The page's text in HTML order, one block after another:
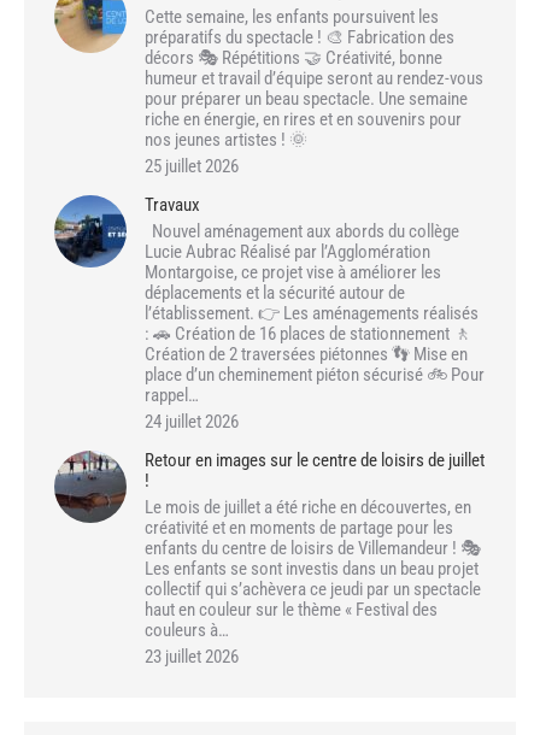
Cette semaine, les enfants poursuivent les
préparatifs du spectacle ! 🎨 Fabrication des
décors 🎭 Répétitions 🤝 Créativité, bonne
humeur et travail d’équipe seront au rendez-vous
pour préparer un beau spectacle. Une semaine
riche en énergie, en rires et en souvenirs pour
nos jeunes artistes ! 🌞
25 juillet 2026
Travaux
Nouvel aménagement aux abords du collège
Lucie Aubrac Réalisé par l’Agglomération
Montargoise, ce projet vise à améliorer les
déplacements et la sécurité autour de
l’établissement. 👉 Les aménagements réalisés
: 🚗 Création de 16 places de stationnement 🚶
Création de 2 traversées piétonnes 👣 Mise en
place d’un cheminement piéton sécurisé 🚲 Pour
rappel…
24 juillet 2026
Retour en images sur le centre de loisirs de juillet
!
Le mois de juillet a été riche en découvertes, en
créativité et en moments de partage pour les
enfants du centre de loisirs de Villemandeur ! 🎭
Les enfants se sont investis dans un beau projet
collectif qui s’achèvera ce jeudi par un spectacle
haut en couleur sur le thème « Festival des
couleurs à…
23 juillet 2026